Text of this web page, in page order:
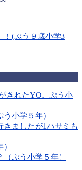
！(ぷう９歳小学3
きれたYO。ぷう小
小学５年）
ましたが1ハサミも
ぷう小学５年）